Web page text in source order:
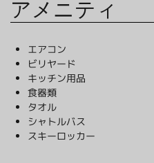
アメニティ
エアコン
ビリヤード
キッチン用品
食器類
タオル
シャトルバス
スキーロッカー